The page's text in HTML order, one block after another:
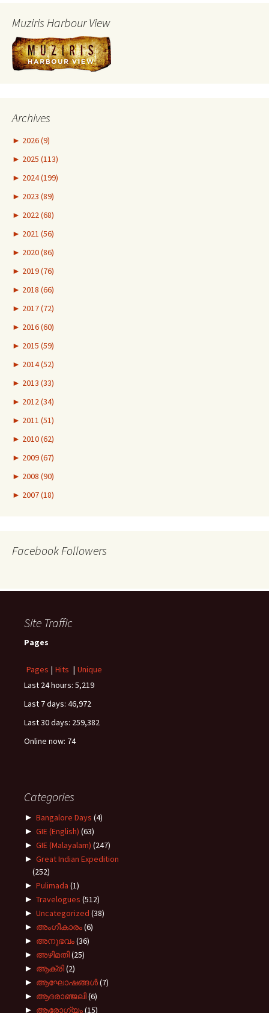
Muziris Harbour View
Archives
► 2026 (9)
► 2025 (113)
► 2024 (199)
► 2023 (89)
► 2022 (68)
► 2021 (56)
► 2020 (86)
► 2019 (76)
► 2018 (66)
► 2017 (72)
► 2016 (60)
► 2015 (59)
► 2014 (52)
► 2013 (33)
► 2012 (34)
► 2011 (51)
► 2010 (62)
► 2009 (67)
► 2008 (90)
► 2007 (18)
Facebook Followers
Site Traffic
Pages
Pages | Hits | Unique
Last 24 hours: 5,219
Last 7 days: 46,972
Last 30 days: 259,382
Online now: 74
Categories
► Bangalore Days (4)
► GIE (English) (63)
► GIE (Malayalam) (247)
► Great Indian Expedition
(252)
► Pulimada (1)
► Travelogues (512)
► Uncategorized (38)
► അംഗീകാരം(6)
► അനുഭവം(36)
► അഴിമതി(25)
► ആക്രി(2)
► ആഘോഷങ്ങൾ(7)
► ആദരാഞ്ജലി(6)
► ആരോഗ്യം(15)